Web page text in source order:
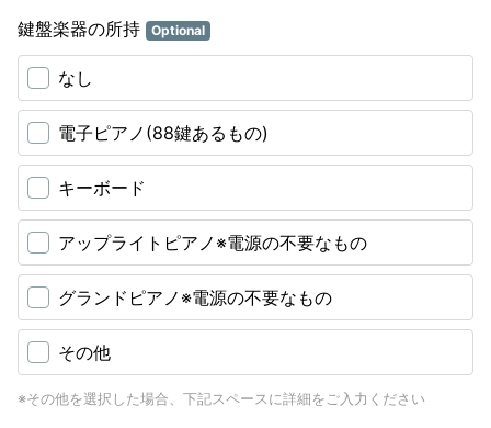
鍵盤楽器の所持 Optional
なし
電子ピアノ(88鍵あるもの)
キーボード
アップライトピアノ※電源の不要なもの
グランドピアノ※電源の不要なもの
その他
※その他を選択した場合、下記スペースに詳細をご入力ください